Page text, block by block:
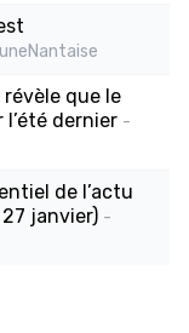
révèle que le
dernier -
de l’actu
janvier) -